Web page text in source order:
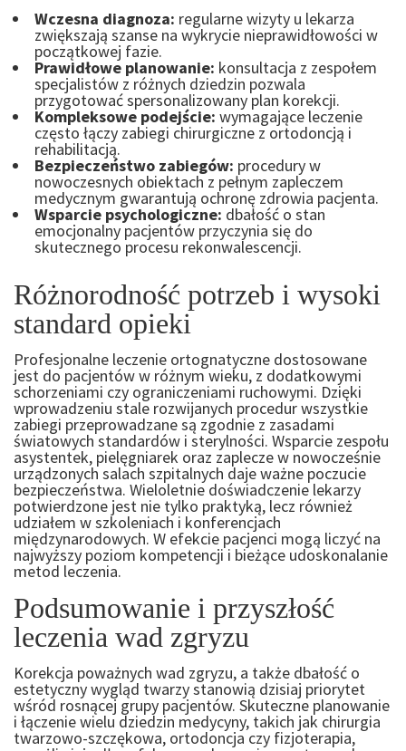
Wczesna diagnoza: regularne wizyty u lekarza
zwiększają szanse na wykrycie nieprawidłowości w
początkowej fazie.
Prawidłowe planowanie: konsultacja z zespołem
specjalistów z różnych dziedzin pozwala
przygotować spersonalizowany plan korekcji.
Kompleksowe podejście: wymagające leczenie
często łączy zabiegi chirurgiczne z ortodoncją i
rehabilitacją.
Bezpieczeństwo zabiegów: procedury w
nowoczesnych obiektach z pełnym zapleczem
medycznym gwarantują ochronę zdrowia pacjenta.
Wsparcie psychologiczne: dbałość o stan
emocjonalny pacjentów przyczynia się do
skutecznego procesu rekonwalescencji.
Różnorodność potrzeb i wysoki
standard opieki
Profesjonalne leczenie ortognatyczne dostosowane
jest do pacjentów w różnym wieku, z dodatkowymi
schorzeniami czy ograniczeniami ruchowymi. Dzięki
wprowadzeniu stale rozwijanych procedur wszystkie
zabiegi przeprowadzane są zgodnie z zasadami
światowych standardów i sterylności. Wsparcie zespołu
asystentek, pielęgniarek oraz zaplecze w nowocześnie
urządzonych salach szpitalnych daje ważne poczucie
bezpieczeństwa. Wieloletnie doświadczenie lekarzy
potwierdzone jest nie tylko praktyką, lecz również
udziałem w szkoleniach i konferencjach
międzynarodowych. W efekcie pacjenci mogą liczyć na
najwyższy poziom kompetencji i bieżące udoskonalanie
metod leczenia.
Podsumowanie i przyszłość
leczenia wad zgryzu
Korekcja poważnych wad zgryzu, a także dbałość o
estetyczny wygląd twarzy stanowią dzisiaj priorytet
wśród rosnącej grupy pacjentów. Skuteczne planowanie
i łączenie wielu dziedzin medycyny, takich jak chirurgia
twarzowo-szczękowa, ortodoncja czy fizjoterapia,